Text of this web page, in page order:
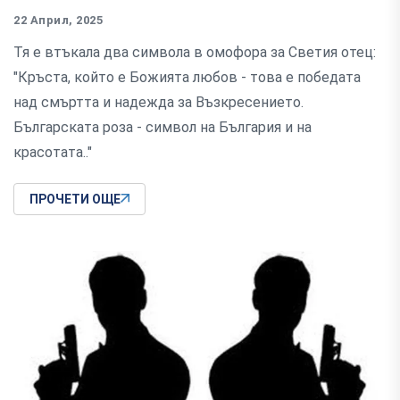
22 Април, 2025
Тя е втъкала два символа в омофора за Светия отец:
"Кръста, който е Божията любов - това е победата
над смъртта и надежда за Възкресението.
Българската роза - символ на България и на
красотата.."
ПРОЧЕТИ ОЩЕ